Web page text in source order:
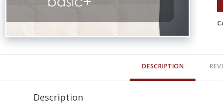
DESCRIPTION
Description